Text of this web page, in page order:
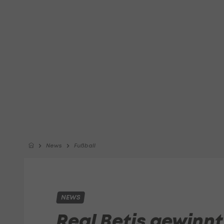
News Fußball
NEWS